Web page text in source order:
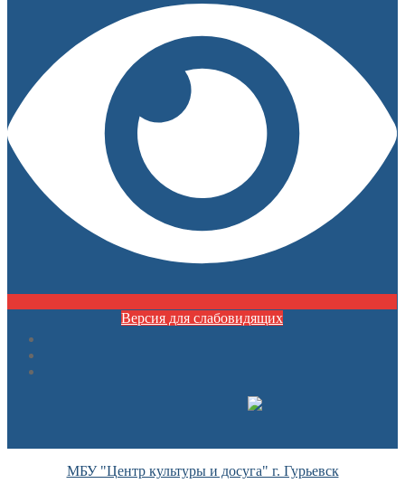
Версия для слабовидящих
МБУ "Центр культуры и досуга" г. Гурьевск